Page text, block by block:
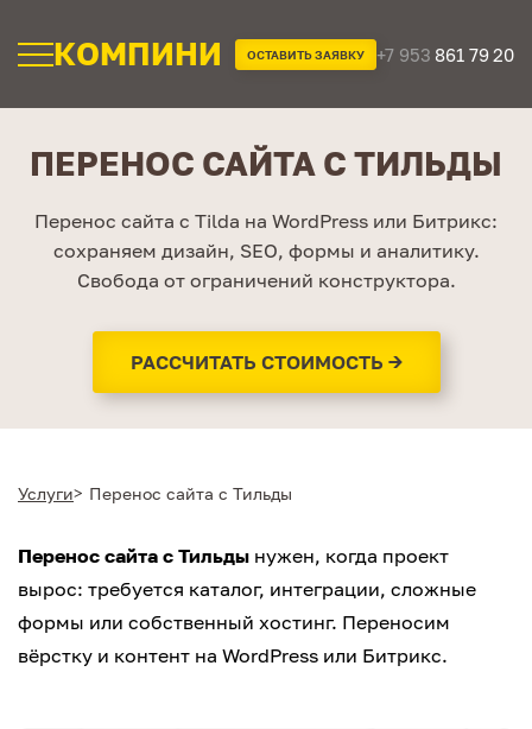
КОМПИНИ ОСТАВИТЬ ЗАЯВКУ +7 953 861 79 20
ПЕРЕНОС САЙТА С ТИЛЬДЫ
Перенос сайта с Tilda на WordPress или Битрикс:
сохраняем дизайн, SEO, формы и аналитику.
Свобода от ограничений конструктора.
РАССЧИТАТЬ СТОИМОСТЬ →
Услуги Перенос сайта с Тильды
Перенос сайта с Тильды нужен, когда проект
вырос: требуется каталог, интеграции, сложные
формы или собственный хостинг. Переносим
вёрстку и контент на WordPress или Битрикс.